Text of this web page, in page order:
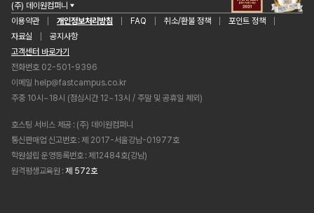
(주) 데이원컴퍼니
이용약관
개인정보처리방침 FAQ 취소/환불 정책
포인트 정책
자료실
공지사항
고객센터 바로가기
전화번호 02-501-9396
이메일 help@fastcampus.co.kr
주중 10시~18시 (점심시간 12~13시 / 주말 및 공휴일 제외)
호스팅 서비스 제공 (주) 데이원컴퍼니
통신판매업 신고번호 제 2017-서울강남-01977호
학원설립 운영등록번호 제12484호(강남)
원격평생교육원 제 572호